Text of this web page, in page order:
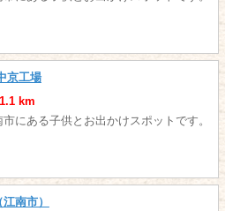
京工場
km
にある子供とお出かけスポットです。
南市）